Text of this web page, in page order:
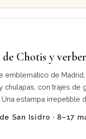
Chotis y
emblemático de
chulapas, con trajes de
estampa irrepetible
San Isidro · 8–17